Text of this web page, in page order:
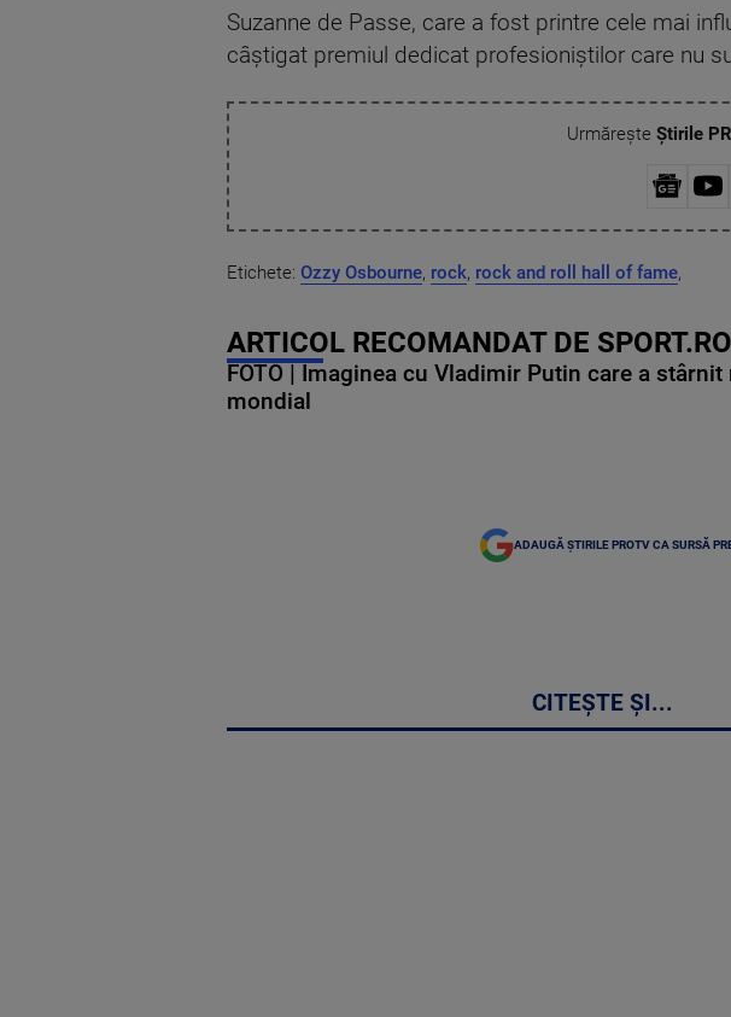
Suzanne de Passe, care a fost printre cele mai
câştigat premiul dedicat profesioniştilor care nu
Urmărește Știrile
Etichete: Ozzy Osbourne, rock, rock and roll hall of fame,
ARTICOL RECOMANDAT DE SPORT.RO
FOTO | Imaginea cu Vladimir Putin care a
mondial
ADAUGĂ ȘTIRILE PROTV CA SURSĂ
CITEȘTE ȘI...